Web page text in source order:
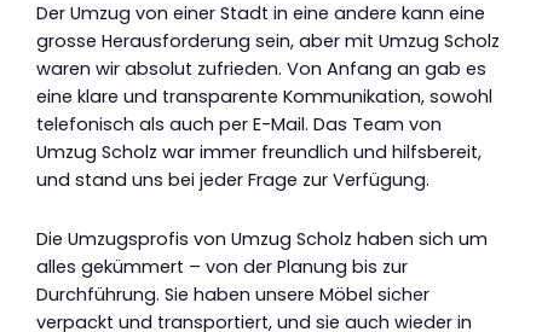
Der Umzug von einer Stadt in eine andere kann eine
grosse Herausforderung sein, aber mit Umzug Scholz
waren wir absolut zufrieden. Von Anfang an gab es
eine klare und transparente Kommunikation, sowohl
telefonisch als auch per E-Mail. Das Team von
Umzug Scholz war immer freundlich und hilfsbereit,
und stand uns bei jeder Frage zur Verfügung.
Die Umzugsprofis von Umzug Scholz haben sich um
alles gekümmert – von der Planung bis zur
Durchführung. Sie haben unsere Möbel sicher
verpackt und transportiert, und sie auch wieder in